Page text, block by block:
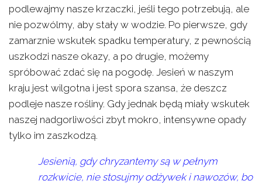
podlewajmy nasze krzaczki, jeśli tego potrzebują, ale
nie pozwólmy, aby stały w wodzie. Po pierwsze, gdy
zamarznie wskutek spadku temperatury, z pewnością
uszkodzi nasze okazy, a po drugie, możemy
spróbować zdać się na pogodę. Jesień w naszym
kraju jest wilgotna i jest spora szansa, że deszcz
podleje nasze rośliny. Gdy jednak będą miały wskutek
naszej nadgorliwości zbyt mokro, intensywne opady
tylko im zaszkodzą.
Jesienią, gdy chryzantemy są w pełnym
rozkwicie, nie stosujmy odżywek i nawozów, bo